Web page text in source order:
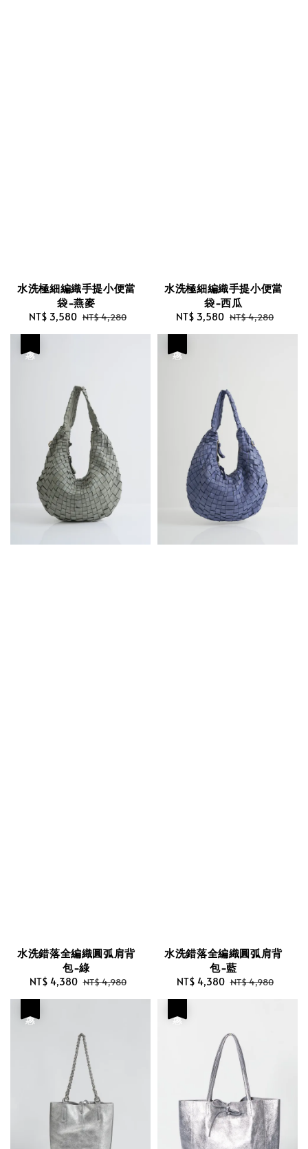
水洗極細編織手提小便當
袋-燕麥
Sale
price
NT$ 3,580 Regular
price
NT$ 4,280
水洗極細編織手提小便當
袋-西瓜
Sale
price
NT$ 3,580 Regular
price
NT$ 4,280
水洗錯落全編織圓弧肩背
包-綠
Sale
price
NT$ 4,380 Regular
price
NT$ 4,980
水洗錯落全編織圓弧肩背
包-藍
Sale
price
NT$ 4,380 Regular
NT$ 4,980